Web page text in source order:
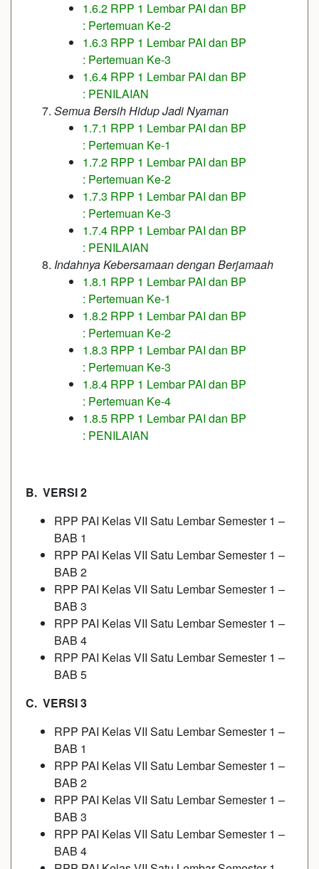
1.6.2 RPP 1 Lembar PAI dan BP
: Pertemuan Ke-2
1.6.3 RPP 1 Lembar PAI dan BP
: Pertemuan Ke-3
1.6.4 RPP 1 Lembar PAI dan BP
: PENILAIAN
Semua Bersih Hidup Jadi Nyaman
1.7.1 RPP 1 Lembar PAI dan BP
: Pertemuan Ke-1
1.7.2 RPP 1 Lembar PAI dan BP
: Pertemuan Ke-2
1.7.3 RPP 1 Lembar PAI dan BP
: Pertemuan Ke-3
1.7.4 RPP 1 Lembar PAI dan BP
: PENILAIAN
Indahnya Kebersamaan dengan Berjamaah
1.8.1 RPP 1 Lembar PAI dan BP
: Pertemuan Ke-1
1.8.2 RPP 1 Lembar PAI dan BP
: Pertemuan Ke-2
1.8.3 RPP 1 Lembar PAI dan BP
: Pertemuan Ke-3
1.8.4 RPP 1 Lembar PAI dan BP
: Pertemuan Ke-4
1.8.5 RPP 1 Lembar PAI dan BP
: PENILAIAN
B. VERSI 2
RPP PAI Kelas VII Satu Lembar Semester 1 –
BAB 1
RPP PAI Kelas VII Satu Lembar Semester 1 –
BAB 2
RPP PAI Kelas VII Satu Lembar Semester 1 –
BAB 3
RPP PAI Kelas VII Satu Lembar Semester 1 –
BAB 4
RPP PAI Kelas VII Satu Lembar Semester 1 –
BAB 5
C. VERSI 3
RPP PAI Kelas VII Satu Lembar Semester 1 –
BAB 1
RPP PAI Kelas VII Satu Lembar Semester 1 –
BAB 2
RPP PAI Kelas VII Satu Lembar Semester 1 –
BAB 3
RPP PAI Kelas VII Satu Lembar Semester 1 –
BAB 4